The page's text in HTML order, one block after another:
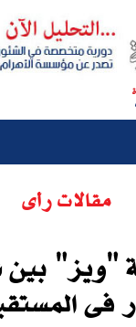
مقالات رأى
"ويز" بين
فى